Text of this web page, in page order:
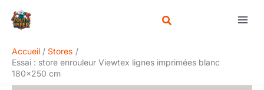
Accueil
Stores
Essai : store enrouleur Viewtex lignes imprimées blanc
180×250 cm